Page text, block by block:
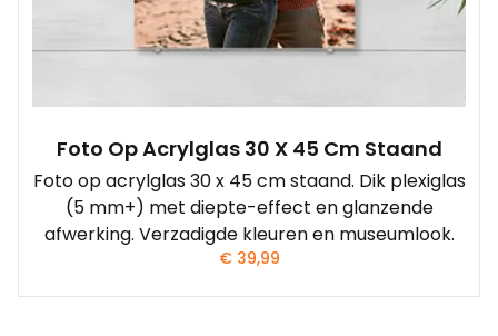
Foto Op Acrylglas 30 X 45 Cm Staand
Foto op acrylglas 30 x 45 cm staand. Dik plexiglas
(5 mm+) met diepte-effect en glanzende
afwerking. Verzadigde kleuren en museumlook.
€39,99